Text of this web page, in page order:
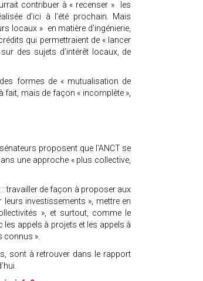
contribuer à « recenser » les
d’ici à l’été prochain. Mais
locaux » en matière d’ingénierie,
qui permettraient de « lancer
des sujets d’intérêt locaux, de
des formes de « mutualisation de
fait, mais de façon « incomplète »,
proposent que l’ANCT se
une approche « plus collective,
travailler de façon à proposer aux
investissements », mettre en
», et surtout, comme le
les appels à projets et les appels à
connus ».
sont à retrouver dans le rapport